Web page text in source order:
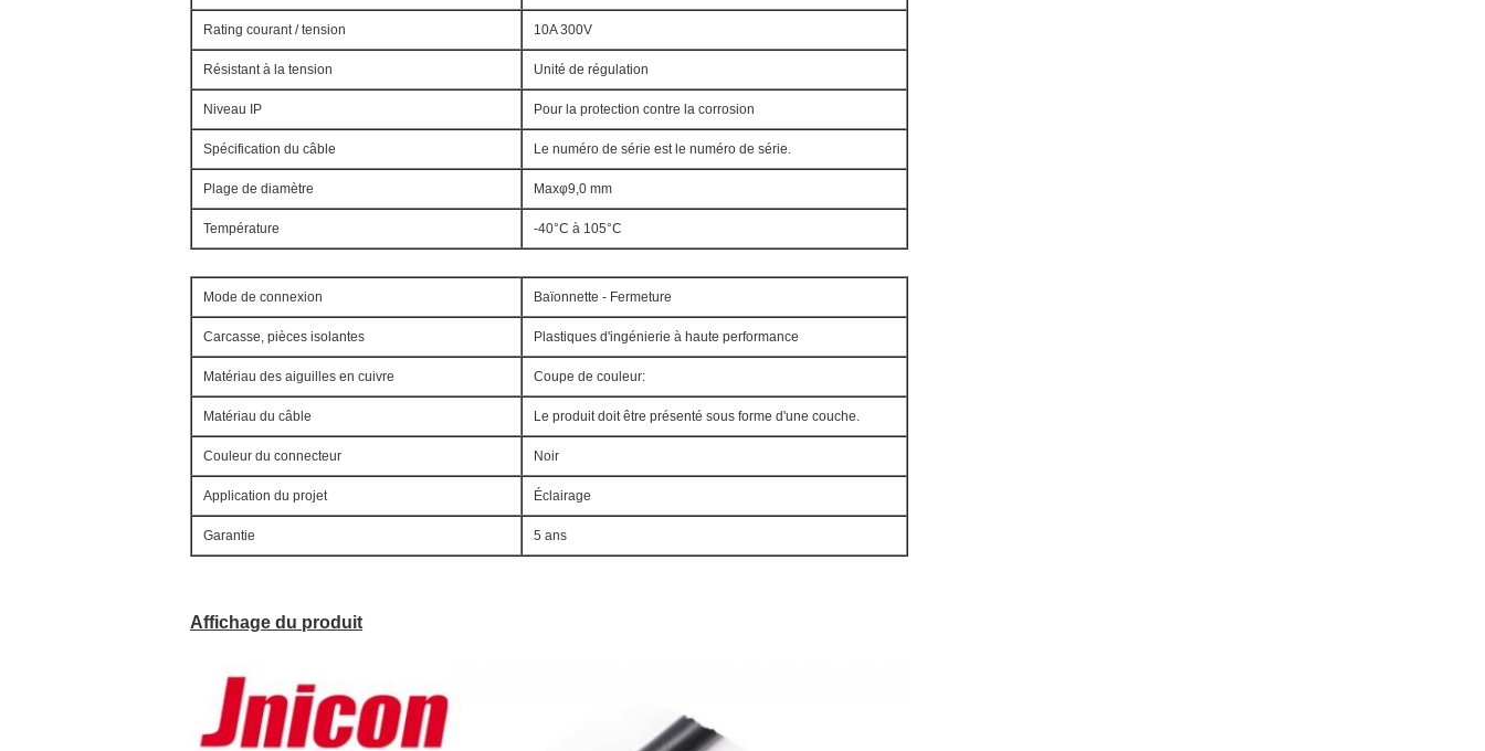
Rating courant / tension 10A 300V
Résistant à la tension Unité de régulation
Niveau IP Pour la protection contre la corrosion
Spécification du câble Le numéro de série est le numéro de série.
Plage de diamètre Maxφ9,0 mm
Température -40°C à 105°C
Mode de connexion Baïonnette - Fermeture
Carcasse, pièces isolantes Plastiques d'ingénierie à haute performance
Matériau des aiguilles en cuivre Coupe de couleur:
Matériau du câble Le produit doit être présenté sous forme d'une couche.
Couleur du connecteur Noir
Application du projet Éclairage
Garantie 5 ans
Affichage du produit